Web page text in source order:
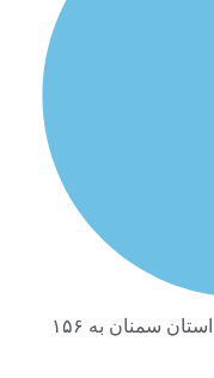
براری: تعداد نامزدهای انتخابات استان سمنان به ۱۵۶